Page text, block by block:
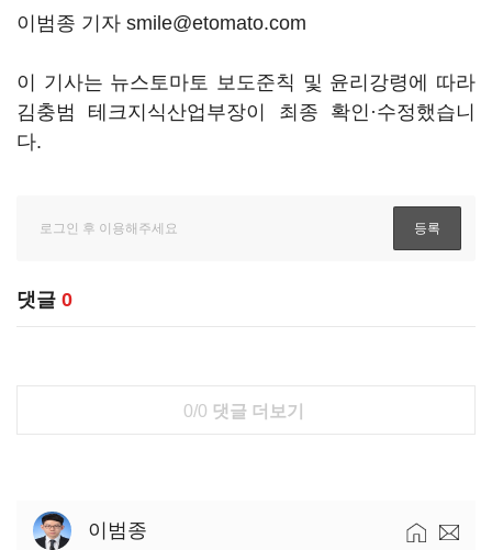
이범종 기자 smile@etomato.com
이 기사는 뉴스토마토 보도준칙 및 윤리강령에 따라
김충범 테크지식산업부장이 최종 확인·수정했습니
다.
댓글 0
0/0 댓글 더보기
이범종